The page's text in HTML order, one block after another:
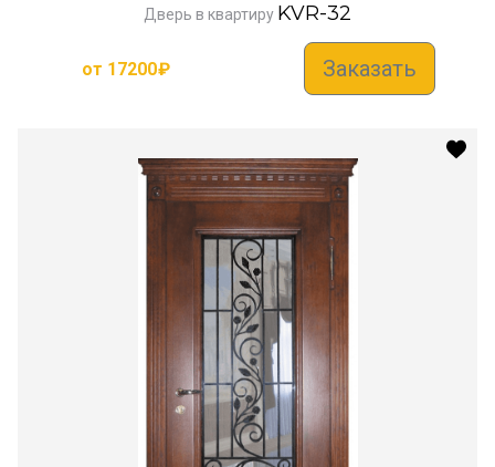
Дверь в квартиру KVR-32
от 17200₽ Заказать